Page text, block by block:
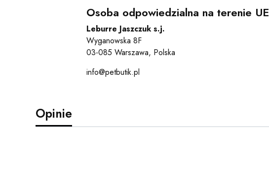
Osoba odpowiedzialna na terenie UE
Leburre Jaszczuk s.j.
Wyganowska 8F
03-085 Warszawa, Polska
info@petbutik.pl
Opinie